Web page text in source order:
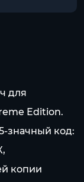
для
Edition.
значный код:
копии